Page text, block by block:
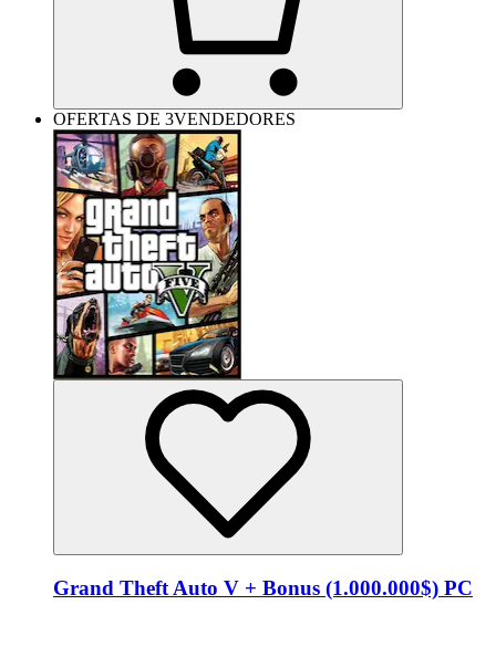
OFERTAS DE 3VENDEDORES
Grand Theft Auto V + Bonus (1.000.000$) PC